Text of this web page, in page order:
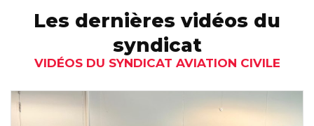
Les dernières vidéos du
syndicat
VIDÉOS DU SYNDICAT AVIATION CIVILE